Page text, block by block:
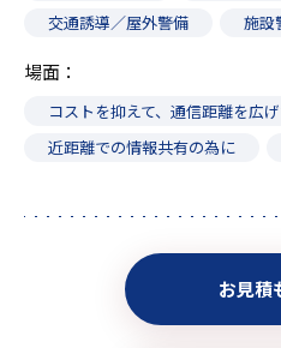
交通誘導／屋外警備
施設
場面
コストを抑えて、通信距離を広
近距離での情報共有の為に
お見積